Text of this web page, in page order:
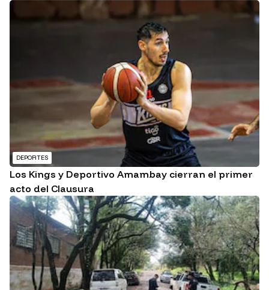
DEPORTES
Los Kings y Deportivo Amambay cierran el primer
acto del Clausura